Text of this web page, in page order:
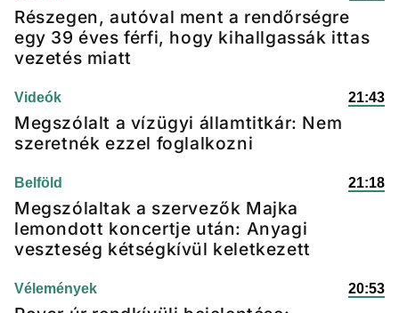
Részegen, autóval ment a rendőrségre
egy 39 éves férfi, hogy kihallgassák ittas
vezetés miatt
Videók 21:43
Megszólalt a vízügyi államtitkár: Nem
szeretnék ezzel foglalkozni
Belföld 21:18
Megszólaltak a szervezők Majka
lemondott koncertje után: Anyagi
veszteség kétségkívül keletkezett
Vélemények 20:53